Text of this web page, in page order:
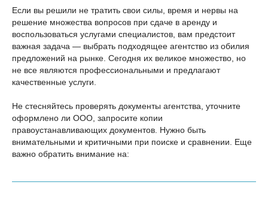
Если вы решили не тратить свои силы, время и нервы на
решение множества вопросов при сдаче в аренду и
воспользоваться услугами специалистов, вам предстоит
важная задача — выбрать подходящее агентство из обилия
предложений на рынке. Сегодня их великое множество, но
не все являются профессиональными и предлагают
качественные услуги.
Не стесняйтесь проверять документы агентства, уточните
оформлено ли ООО, запросите копии
правоустанавливающих документов. Нужно быть
внимательными и критичными при поиске и сравнении. Еще
важно обратить внимание на:
Купить квартиру
Снять квартиру
Подбор в новостройках
Блог
Контакты
Политика обработки персональных данных